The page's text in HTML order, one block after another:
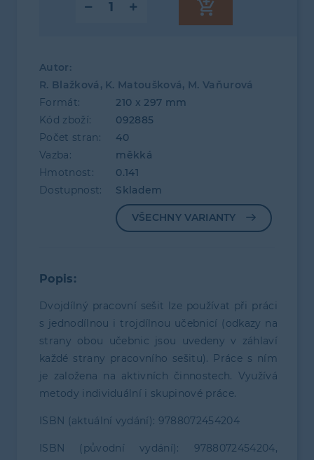
Autor:
R. Blažková, K. Matoušková, M. Vaňurová
Formát:
210 x 297 mm
Kód zboží:
092885
Počet stran:
40
Vazba:
měkká
Hmotnost:
0.141
Dostupnost:
Skladem
VŠECHNY VARIANTY
Popis:
Dvojdílný pracovní sešit lze používat při práci
s jednodílnou i trojdílnou učebnicí (odkazy na
strany obou učebnic jsou uvedeny v záhlaví
každé strany pracovního sešitu). Práce s ním
je založena na aktivních činnostech. Využívá
metody individuální i skupinové práce.
ISBN (aktuální vydání): 9788072454204
ISBN (původní vydání): 9788072454204,